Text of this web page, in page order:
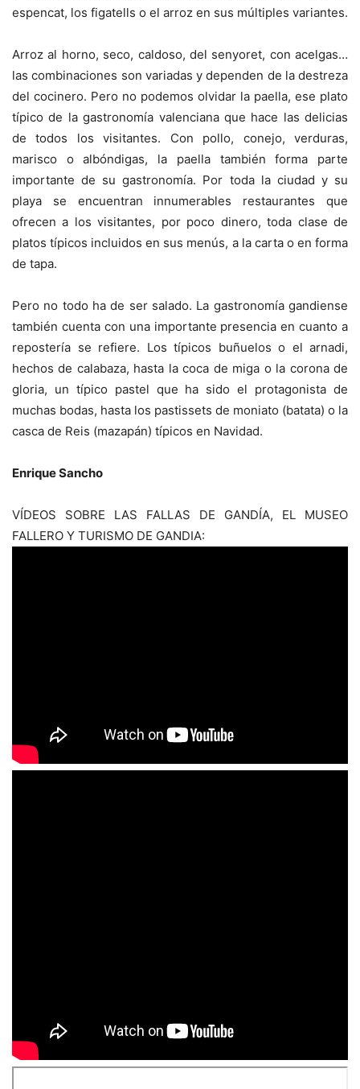
espencat, los figatells o el arroz en sus múltiples variantes.
Arroz al horno, seco, caldoso, del senyoret, con acelgas…
las combinaciones son variadas y dependen de la destreza
del cocinero. Pero no podemos olvidar la paella, ese plato
típico de la gastronomía valenciana que hace las delicias
de todos los visitantes. Con pollo, conejo, verduras,
marisco o albóndigas, la paella también forma parte
importante de su gastronomía. Por toda la ciudad y su
playa se encuentran innumerables restaurantes que
ofrecen a los visitantes, por poco dinero, toda clase de
platos típicos incluidos en sus menús, a la carta o en forma
de tapa.
Pero no todo ha de ser salado. La gastronomía gandiense
también cuenta con una importante presencia en cuanto a
repostería se refiere. Los típicos buñuelos o el arnadi,
hechos de calabaza, hasta la coca de miga o la corona de
gloria, un típico pastel que ha sido el protagonista de
muchas bodas, hasta los pastissets de moniato (batata) o la
casca de Reis (mazapán) típicos en Navidad.
Enrique Sancho
VÍDEOS SOBRE LAS FALLAS DE GANDÍA, EL MUSEO
FALLERO Y TURISMO DE GANDIA: